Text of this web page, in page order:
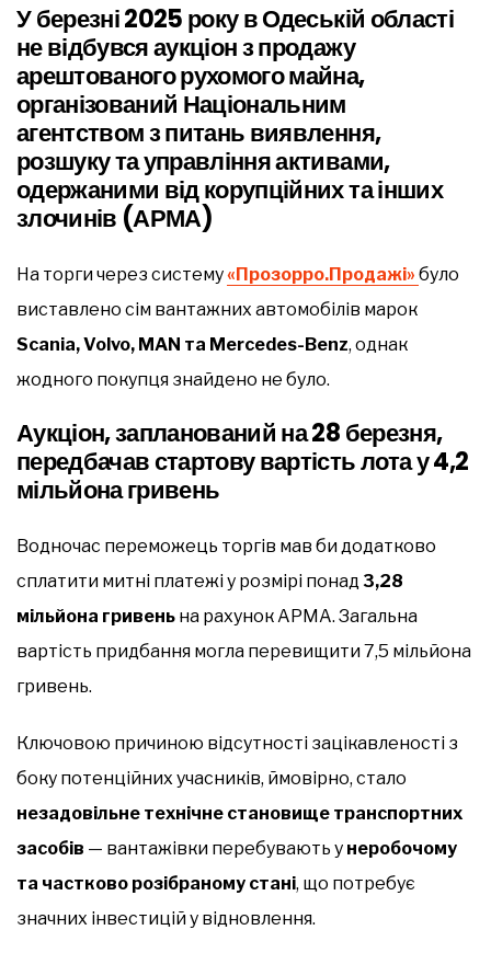
У березні 2025 року в Одеській області
не відбувся аукціон з продажу
арештованого рухомого майна,
організований Національним
агентством з питань виявлення,
розшуку та управління активами,
одержаними від корупційних та інших
злочинів (АРМА)
На торги через систему«Прозорро.Продажі» було
виставлено сім вантажних автомобілів марок
Scania, Volvo, MAN та Mercedes-Benz, однак
жодного покупця знайдено не було.
Аукціон, запланований на 28 березня,
передбачав стартову вартість лота у 4,2
мільйона гривень
Водночас переможець торгів мав би додатково
сплатити митні платежі у розмірі понад 3,28
мільйона гривень на рахунок АРМА. Загальна
вартість придбання могла перевищити 7,5 мільйона
гривень.
Ключовою причиною відсутності зацікавленості з
боку потенційних учасників, ймовірно, стало
незадовільне технічне становище транспортних
засобів — вантажівки перебувають у неробочому
та частково розібраному стані, що потребує
значних інвестицій у відновлення.